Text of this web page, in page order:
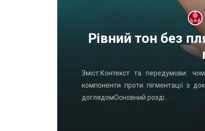
Рівний тон без
Зміст:Контекст та передумови:
компоненти проти пігментації з
доглядомОсновний розді…